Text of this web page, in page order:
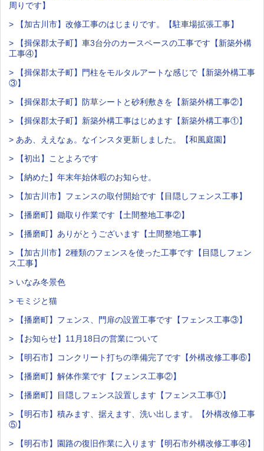
周りです】
> 【加古川市】改修工事のはじまりです。【駐車場拡張工事】
> 【揖保郡太子町】車3台分のカースペースの工事です【新築外構
工事④】
> 【揖保郡太子町】門柱をモルタルアートな感じで【新築外構工事
③】
> 【揖保郡太子町】防草シートと砂利敷きを【新築外構工事②】
> 【揖保郡太子町】新築外構工事はじめます【新築外構工事①】
> ああ、ええなぁ。なインスタ更新しました。【和風庭園】
> 【初出】ことよろです
> 【納めた】年末年始休暇のお知らせ。
> 【加古川市】フェンスの取付開始です【目隠しフェンス工事】
> 【播磨町】鋤取り作業です【土間整地工事②】
> 【播磨町】ありがとうございます【土間整地工事】
> 【加古川市】2種類のフェンスを使った工事です【目隠しフェン
ス工事】
> いなみ冬景色
> モミジと猫
> 【播磨町】フェンス、門扉の設置工事です【フェンス工事③】
> 【お知らせ】11月18日の営業について
> 【明石市】コンクリート打ちの準備完了です【外構改修工事⑥】
> 【播磨町】解体作業です【フェンス工事②】
> 【播磨町】目隠しフェンス設置します【フェンス工事①】
> 【明石市】積みます、据えます、洗い出します。【外構改修工事
⑤】
> 【明石市】園路の復旧作業に入ります【明石市外構改修工事④】